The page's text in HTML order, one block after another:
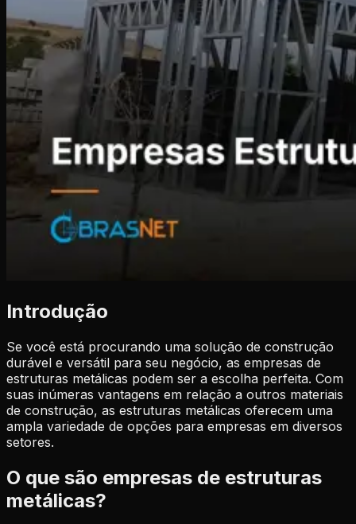
Introdução
Se você está procurando uma solução de construção
durável e versátil para seu negócio, as empresas de
estruturas metálicas podem ser a escolha perfeita. Com
suas inúmeras vantagens em relação a outros materiais
de construção, as estruturas metálicas oferecem uma
ampla variedade de opções para empresas em diversos
setores.
O que são empresas de estruturas
metálicas?